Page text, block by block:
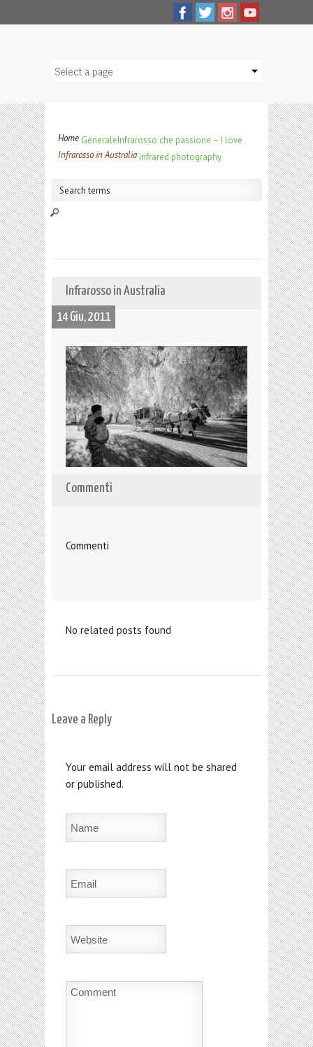
Home GeneraleInfrarosso che passione – I love
infrared photography
Infrarosso in Australia
Infrarosso in Australia
14 Giu, 2011
Commenti
Commenti
No related posts found
Leave a Reply
Your email address will not be shared
or published.